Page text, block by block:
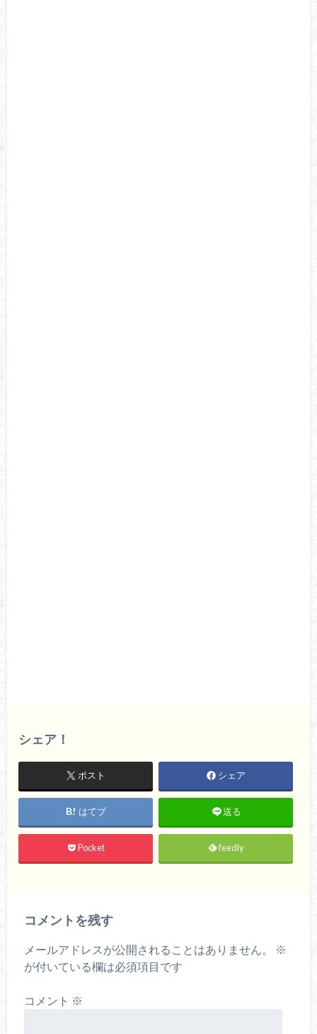
シェア！
ポスト シェア
はてブ 送る
Pocket feedly
コメントを残す
メールアドレスが公開されることはありません。
※
が付いている欄は必須項目です
コメント ※